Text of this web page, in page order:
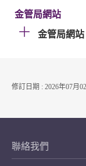
金管局網站
金管局網站
修訂日期 : 2026年07月
聯絡我們